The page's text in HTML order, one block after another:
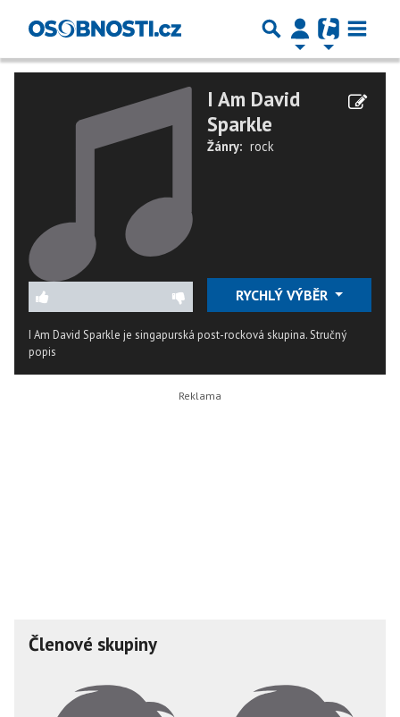
I Am David
Sparkle
Žánry: rock
RYCHLÝ VÝBĚR
I Am David Sparkle je singapurská post-rocková skupina.Stručný
popis
Členové skupiny